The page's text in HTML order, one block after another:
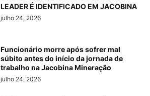
LEADER É IDENTIFICADO EM JACOBINA
julho 24, 2026
Funcionário morre após sofrer mal
súbito antes do início da jornada de
trabalho na Jacobina Mineração
julho 24, 2026